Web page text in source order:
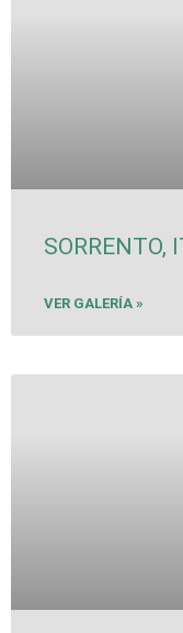
SORRENTO,
VER GALERÍA »